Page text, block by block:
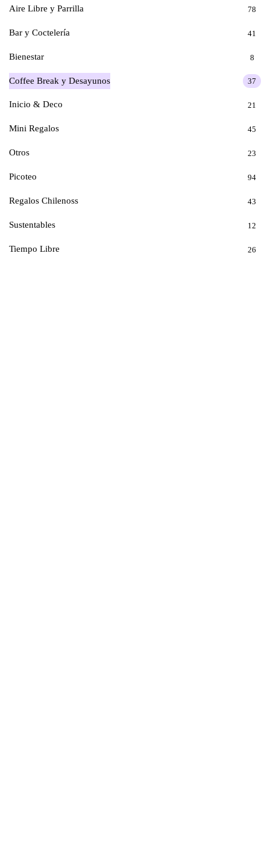
Aire Libre y Parrilla 78
Bar y Coctelería 41
Bienestar 8
Coffee Break y Desayunos 37
Inicio & Deco 21
Mini Regalos 45
Otros 23
Picoteo 94
Regalos Chilenoss 43
Sustentables 12
Tiempo Libre 26